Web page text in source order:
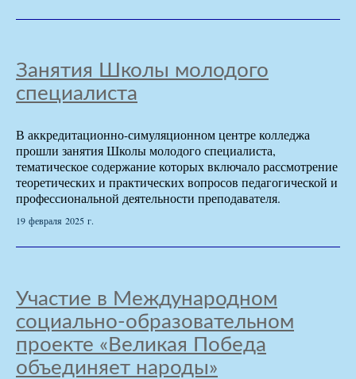
Занятия Школы молодого
специалиста
В аккредитационно-симуляционном центре колледжа
прошли занятия Школы молодого специалиста,
тематическое содержание которых включало рассмотрение
теоретических и практических вопросов педагогической и
профессиональной деятельности преподавателя.
19 февраля 2025 г.
Участие в Международном
социально-образовательном
проекте «Великая Победа
объединяет народы»